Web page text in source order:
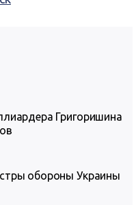
Григоришина
обороны Украины